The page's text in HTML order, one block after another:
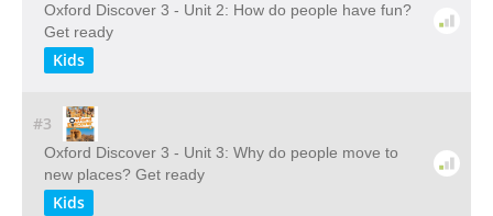
Oxford Discover 3 - Unit 2: How do people have fun?
Get ready
Kids
#3
Oxford Discover 3 - Unit 3: Why do people move to
new places? Get ready
Kids